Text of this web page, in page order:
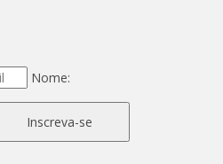
Nome:
Inscreva-se